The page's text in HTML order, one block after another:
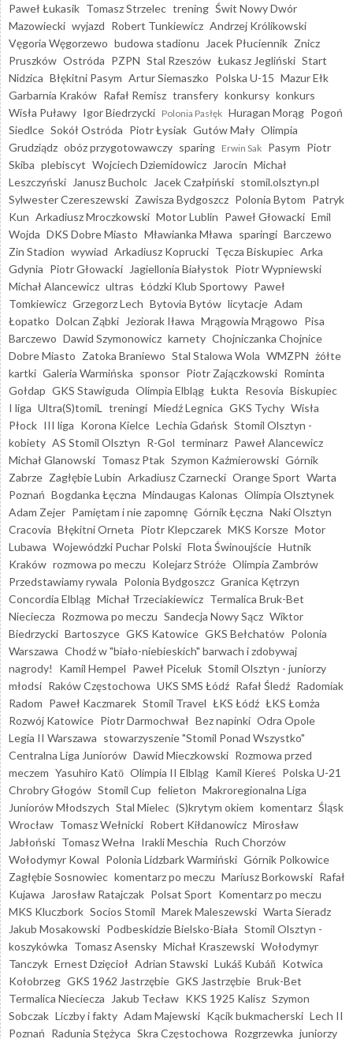
Paweł Łukasik Tomasz Strzelec trening Świt Nowy Dwór
Mazowiecki wyjazd Robert Tunkiewicz Andrzej Królikowski
Vęgoria Węgorzewo budowa stadionu Jacek Płuciennik Znicz
Pruszków Ostróda PZPN Stal Rzeszów Łukasz Jegliński Start
Nidzica Błękitni Pasym Artur Siemaszko Polska U-15 Mazur Ełk
Garbarnia Kraków Rafał Remisz transfery konkursy konkurs
Wisła Puławy Igor Biedrzycki Polonia Pasłęk Huragan Morąg Pogoń
Siedlce Sokół Ostróda Piotr Łysiak Gutów Mały Olimpia
Grudziądz obóz przygotowawczy sparing Erwin Sak Pasym Piotr
Skiba plebiscyt Wojciech Dziemidowicz Jarocin Michał
Leszczyński
Janusz Bucholc Jacek Czałpiński stomil.olsztyn.pl
Sylwester Czereszewski Zawisza Bydgoszcz Polonia Bytom Patryk
Kun Arkadiusz Mroczkowski Motor Lublin Paweł Głowacki Emil
Wojda DKS Dobre Miasto Mławianka Mława sparingi Barczewo
Zin Stadion wywiad Arkadiusz Koprucki Tęcza Biskupiec Arka
Gdynia Piotr Głowacki Jagiellonia Białystok Piotr Wypniewski
Michał Alancewicz ultras Łódzki Klub Sportowy Paweł
Tomkiewicz Grzegorz Lech Bytovia Bytów licytacje Adam
Łopatko Dolcan Ząbki Jeziorak Iława Mrągowia Mrągowo Pisa
Barczewo Dawid Szymonowicz karnety Chojniczanka Chojnice
Dobre Miasto Zatoka Braniewo Stal Stalowa Wola WMZPN żółte
kartki Galeria Warmińska sponsor Piotr Zajączkowski Rominta
Gołdap GKS Stawiguda Olimpia Elbląg Łukta Resovia Biskupiec
I liga Ultra(S)tomiL treningi Miedź Legnica GKS Tychy Wisła
Płock III liga Korona Kielce Lechia Gdańsk Stomil Olsztyn -
kobiety AS Stomil Olsztyn R-Gol terminarz Paweł Alancewicz
Michał Glanowski Tomasz Ptak Szymon Kaźmierowski Górnik
Zabrze Zagłębie Lubin Arkadiusz Czarnecki Orange Sport Warta
Poznań Bogdanka Łęczna Mindaugas Kalonas Olimpia Olsztynek
Adam Zejer Pamiętam i nie zapomnę Górnik Łęczna Naki Olsztyn
Cracovia Błękitni Orneta Piotr Klepczarek MKS Korsze Motor
Lubawa Wojewódzki Puchar Polski Flota Świnoujście Hutnik
Kraków rozmowa po meczu Kolejarz Stróże Olimpia Zambrów
Przedstawiamy rywala Polonia Bydgoszcz Granica Kętrzyn
Concordia Elbląg Michał Trzeciakiewicz Termalica Bruk-Bet
Nieciecza Rozmowa po meczu Sandecja Nowy Sącz Wiktor
Biedrzycki Bartoszyce GKS Katowice GKS Bełchatów Polonia
Warszawa Chodź w "biało-niebieskich" barwach i zdobywaj
nagrody!
Kamil Hempel Paweł Piceluk Stomil Olsztyn - juniorzy
młodsi Raków Częstochowa UKS SMS Łódź Rafał Śledź Radomiak
Radom Paweł Kaczmarek Stomil Travel ŁKS Łódź ŁKS Łomża
Rozwój Katowice Piotr Darmochwał Bez napinki Odra Opole
Legia II Warszawa stowarzyszenie "Stomil Ponad Wszystko"
Centralna Liga Juniorów Dawid Mieczkowski Rozmowa przed
meczem Yasuhiro Katō Olimpia II Elbląg Kamil Kiereś Polska U-21
Chrobry Głogów Stomil Cup felieton Makroregionalna Liga
Juniorów Młodszych Stal Mielec (S)krytym okiem komentarz Śląsk
Wrocław Tomasz Wełnicki Robert Kiłdanowicz Mirosław
Jabłoński Tomasz Wełna Irakli Meschia Ruch Chorzów
Wołodymyr Kowal Polonia Lidzbark Warmiński Górnik Polkowice
Zagłębie Sosnowiec komentarz po meczu Mariusz Borkowski Rafał
Kujawa
Jarosław Ratajczak Polsat Sport Komentarz po meczu
MKS Kluczbork Socios Stomil Marek Maleszewski Warta Sieradz
Jakub Mosakowski Podbeskidzie Bielsko-Biała Stomil Olsztyn -
koszykówka Tomasz Asensky Michał Kraszewski Wołodymyr
Tanczyk Ernest Dzięcioł Adrian Stawski Lukáš Kubáň Kotwica
Kołobrzeg GKS 1962 Jastrzębie GKS Jastrzębie Bruk-Bet
Termalica Nieciecza
Jakub Tecław KKS 1925 Kalisz Szymon
Sobczak Liczby i fakty Adam Majewski Kącik bukmacherski Lech II
Poznań Radunia Stężyca Skra Częstochowa Rozgrzewka juniorzy